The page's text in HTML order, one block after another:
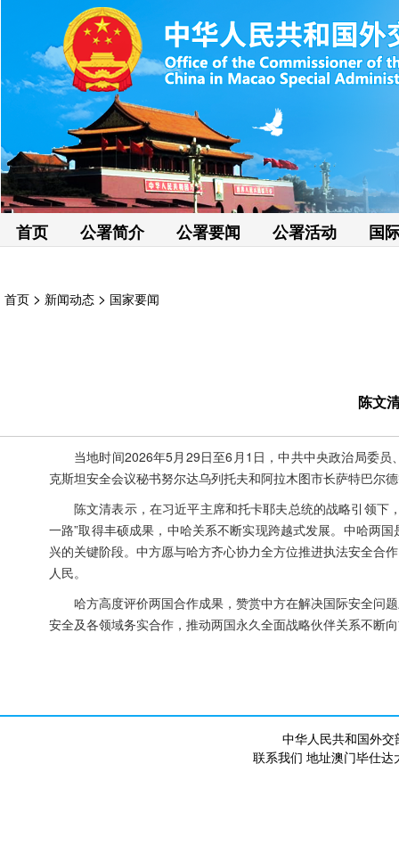
首页 公署简介 公署要闻 公署活动 国
首页 > 新闻动态 > 国家要闻
陈文
当地时间2026年5月29日至6月1日，中共中央政治局委
克斯坦安全会议秘书努尔达乌列托夫和阿拉木图市长萨特巴尔
陈文清表示，在习近平主席和托卡耶夫总统的战略引领下
一路”取得丰硕成果，中哈关系不断实现跨越式发展。中哈两
兴的关键阶段。中方愿与哈方齐心协力全方位推进执法安全合
人民。
哈方高度评价两国合作成果，赞赏中方在解决国际安全问
安全及各领域务实合作，推动两国永久全面战略伙伴关系不断
中华人民共和国外
联系我们 地址澳门毕仕